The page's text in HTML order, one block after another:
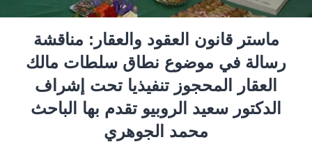
ماستر قانون العقود والعقار: مناقشة
رسالة في موضوع نطاق سلطات مالك
العقار المحجوز تنفيذيا تحت إشراف
الدكتور سعيد الروبيو تقدم بها الباحث
محمد الجوهري